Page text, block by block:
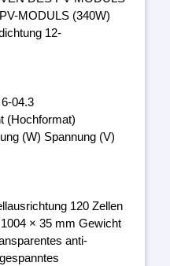
MODULS (340W)
12-
04.3
(Hochformat)
(W) Spannung (V)
120 Zellen
× 35 mm Gewicht
anti-